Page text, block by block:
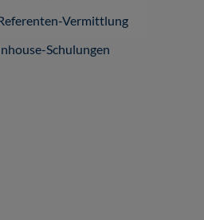
Vermittlung
Schulungen